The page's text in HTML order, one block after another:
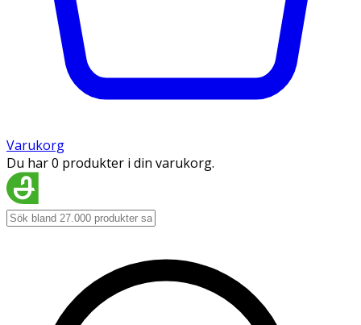
Varukorg
Du har 0 produkter i din varukorg.